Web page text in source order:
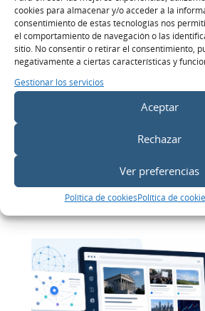
cookies para almacenar y/o acceder a la
consentimiento de estas tecnologías nos
el comportamiento de navegación o las
sitio. No consentir o retirar el consentimiento,
negativamente a ciertas características y
Gestionar los servicios
Aceptar
Rechazar
Ver preferencias
Política de cookiesPolítica de
INTELIGENCIA
Auditoría GEO para
servicios.